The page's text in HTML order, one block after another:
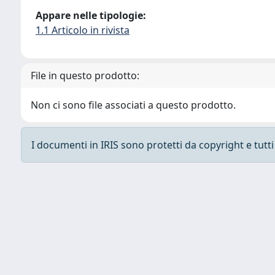
Appare nelle tipologie:
1.1 Articolo in rivista
File in questo prodotto:
Non ci sono file associati a questo prodotto.
I documenti in IRIS sono protetti da copyright e